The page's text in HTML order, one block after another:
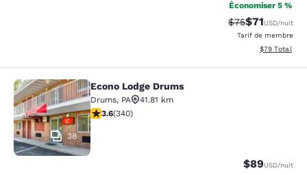
Économiser 5 %
Tarif barré :
$75Tarif réduit :
$71USD/nuit
Tarif de membre
Afficher les
$79 Total
Econo Lodge Drums
38
Econo Lodge Drums
Drums, PA
41.81 km
3.62 étoiles. Bien. 340 commentaires
3.6(340)
$89USD/nuit